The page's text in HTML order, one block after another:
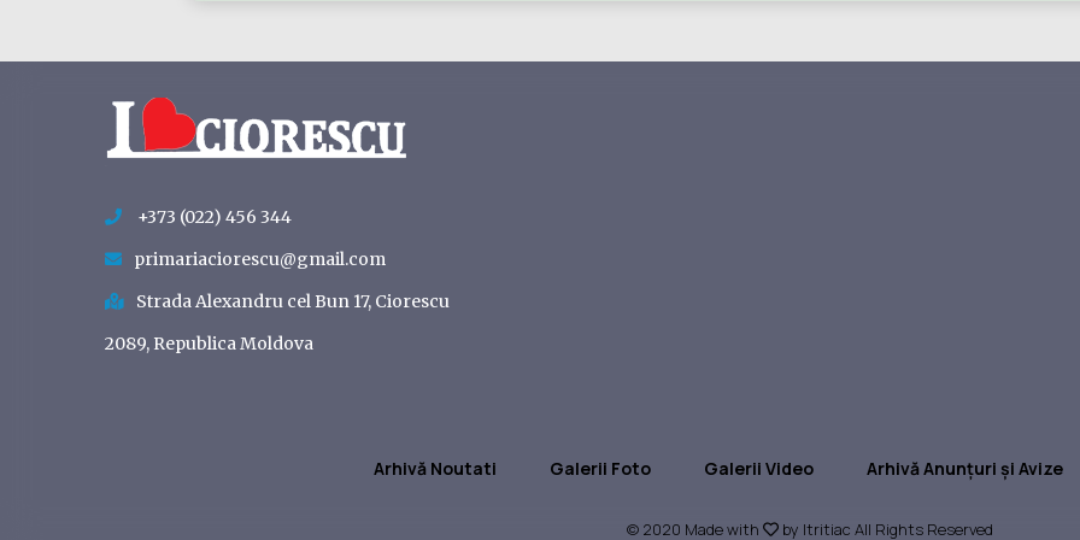
+373 (022) 456 344
primariaciorescu@gmail.com
Strada Alexandru cel Bun 17, Ciorescu
2089, Republica Moldova
Arhivă Noutati Galerii Foto Galerii Video Arhivă Anunțuri și Avize
© 2020 Made with by Itritiac All Rights Reserved